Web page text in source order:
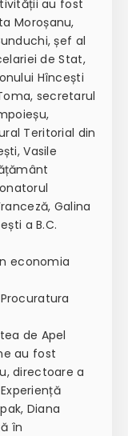
au fost
Moroșanu,
șef al
de Stat,
Hîncești
secretarul
Teritorial din
Vasile
Galina
a B.C.
economia
de Apel
au fost
directoare a
Diana
în